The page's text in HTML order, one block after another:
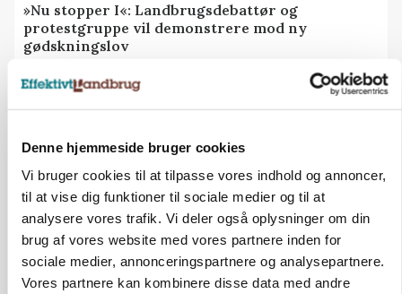
Denne hjemmeside bruger cookies
Vi bruger cookies til at tilpasse vores indhold og annoncer,
til at vise dig funktioner til sociale medier og til at
analysere vores trafik. Vi deler også oplysninger om din
brug af vores website med vores partnere inden for
sociale medier, annonceringspartnere og analysepartnere.
Vores partnere kan kombinere disse data med andre
»Nu stopper I«: Landbrugsdebattør og
protestgruppe vil demonstrere mod ny
gødskningslov
Folketinget behandler ny gødskningslov: Sådan
kan den ændre din bedrift fra 2027
Annonce
Loading...